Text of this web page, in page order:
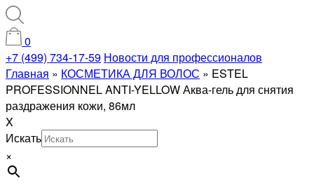
0
+7 (499) 734-17-59 Новости для профессионалов
Главная » КОСМЕТИКА ДЛЯ ВОЛОС » ESTEL
PROFESSIONNEL ANTI-YELLOW Аква-гель для снятия
раздражения кожи, 86мл
X
Искать
×